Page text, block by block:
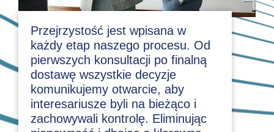
Przejrzystość jest wpisana w
każdy etap naszego procesu. Od
pierwszych konsultacji po finalną
dostawę wszystkie decyzje
komunikujemy otwarcie, aby
interesariusze byli na bieżąco i
zachowywali kontrolę. Eliminując